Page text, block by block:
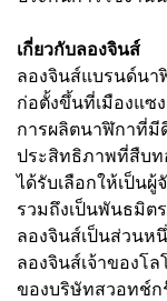
เกี่ยวกับลองจินส์
ลองจินส์แบรนด์นา
ก่อตั้งขึ้นที่เมืองแซ
การผลิตนาฬิกาที่มี
ประสิทธิภาพที่สืบท
ได้รับเลือกให้เป็น
รวมถึงเป็นพันธมิต
ลองจินส์เป็นส่วนห
ลองจินส์เจ้าของโ
ของบริษัทสวอทช์ก